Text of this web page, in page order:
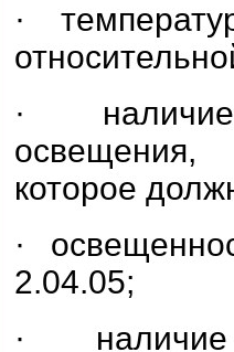
·
· наличие
которое
·
2.04.05;
· наличие